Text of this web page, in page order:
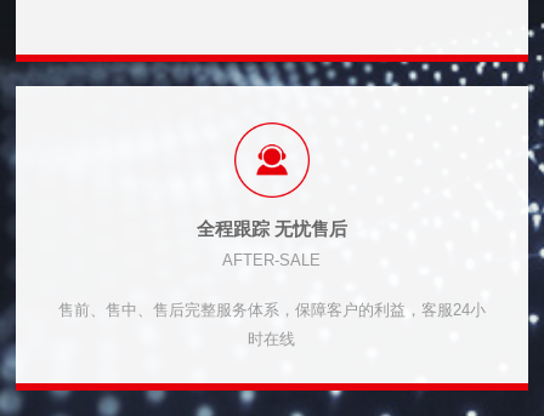
全程跟踪 无忧售后
AFTER-SALE
售前、售中、售后完整服务体系，保障客户的利益，客服24小
时在线